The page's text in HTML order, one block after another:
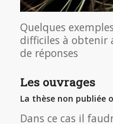
Quelques
difficiles à obtenir
de réponses
Les ouvrages
La thèse non publiée
Dans ce cas il